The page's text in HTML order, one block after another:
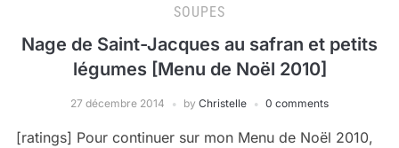
SOUPES
Nage de Saint-Jacques au safran et petits
légumes [Menu de Noël 2010]
27 décembre 2014 by Christelle 0 comments
[ratings] Pour continuer sur mon Menu de Noël 2010,